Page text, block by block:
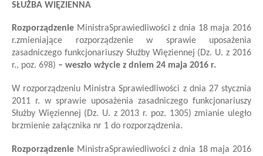
SŁUŻBA WIĘZIENNA
Rozporządzenie MinistraSprawiedliwościz dnia 18 maja 2016
r.zmieniające rozporządzenie w sprawie uposażenia
zasadniczego funkcjonariuszy Służby Więziennej (Dz. U. z 2016
r., poz. 698) – weszło wżycie z dniem 24 maja 2016 r.
W rozporządzeniu Ministra Sprawiedliwości z dnia 27 stycznia
2011 r. w sprawie uposażenia zasadniczego funkcjonariuszy
Służby Więziennej (Dz. U. z 2013 r. poz. 1305)zmianie uległo
brzmienie załącznika nr 1 do rozporządzenia.
Rozporządzenie MinistraSprawiedliwości z dnia 18 maja 2016